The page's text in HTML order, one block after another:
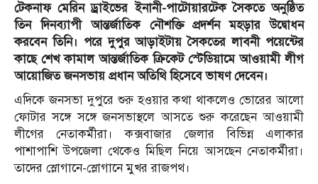
টেকনাফ মেরিন ড্রাইভের ইনানী-পাটোয়ারটেক সৈকতে অনুষ্ঠিত
তিন দিনব্যাপী আন্তর্জাতিক নৌশক্তি প্রদর্শন মহড়ার উদ্বোধন
করবেন তিনি। পরে দুপুর আড়াইটায় সৈকতের লাবনী পয়েন্টের
কাছে শেখ কামাল আন্তর্জাতিক ক্রিকেট স্টেডিয়ামে আওয়ামী লীগ
আয়োজিত জনসভায় প্রধান অতিথি হিসেবে ভাষণ দেবেন।
এদিকে জনসভা দুপুরে শুরু হওয়ার কথা থাকলেও ভোরের আলো
ফোটার সঙ্গে সঙ্গে জনসভাস্থলে আসতে শুরু করেছেন আওয়ামী
লীগের নেতাকর্মীরা। কক্সবাজার জেলার বিভিন্ন এলাকার
পাশাপাশি উপজেলা থেকেও মিছিল নিয়ে আসছেন নেতাকর্মীরা।
তাদের স্লোগানে-স্লোগানে মুখর রাজপথ।